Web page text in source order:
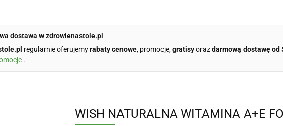
dostawa w zdrowienastole.pl
regularnie oferujemyrabaty cenowe, promocje,gratisyorazdarmową dostawę od
.
WISH NATURALNA WITAMINA A+E